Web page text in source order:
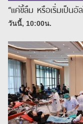
“แค่ขี้ลืม หรือเริ่มเป็นอั
วันนี้, 10:00น.